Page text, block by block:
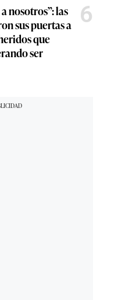
nosotros”: las
sus puertas a
que
ser
6